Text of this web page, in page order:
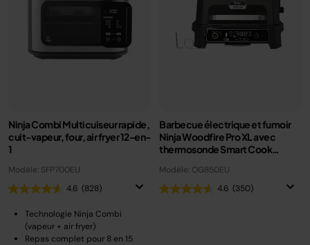
Ninja Combi Multicuiseur rapide,
cuit-vapeur, four, air fryer 12-en-
1
Modèle: SFP700EU
4.6 (828)
Technologie Ninja Combi
(vapeur + air fryer)
Repas complet pour 8 en 15
Barbecue électrique et fumoir
Ninja Woodfire Pro XL avec
thermosonde Smart Cook
Modèle: OG850EU
4.6 (350)